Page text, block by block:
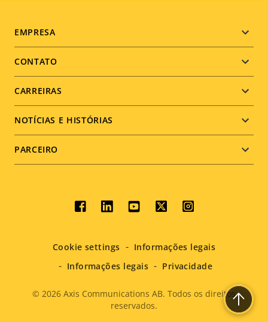
Footer
menu
EMPRESA
CONTATO
CARREIRAS
NOTÍCIAS E HISTÓRIAS
PARCEIRO
Social
menu
© 2026 Axis Communications AB. Todos os direitos
reservados.
Cookie settings
Informações legais
Informações legais
Privacidade